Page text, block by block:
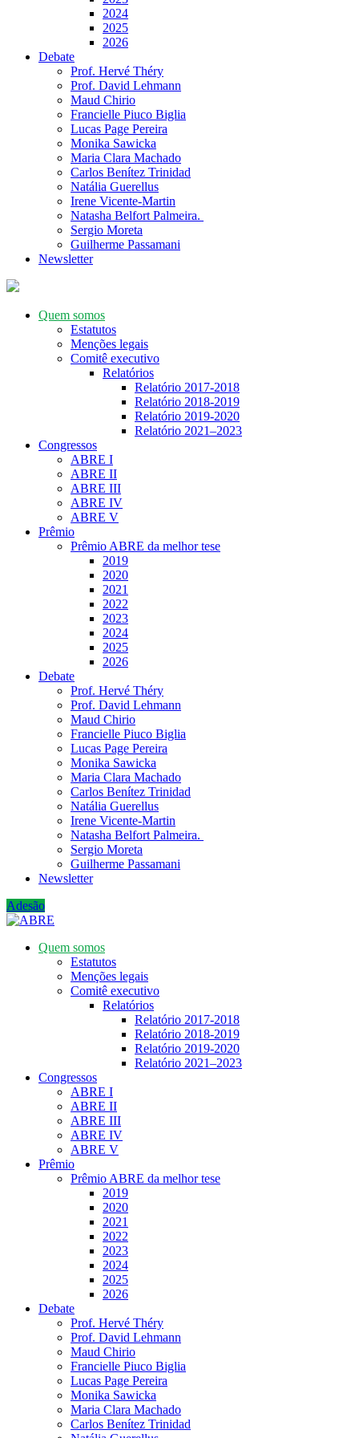
2024
2025
2026
Debate
Prof. Hervé Théry
Prof. David Lehmann
Maud Chirio
Francielle Piuco Biglia
Lucas Page Pereira
Monika Sawicka
Maria Clara Machado
Carlos Benítez Trinidad
Natália Guerellus
Irene Vicente-Martin
Natasha Belfort Palmeira.
Sergio Moreta
Guilherme Passamani
Newsletter
Quem somos
Estatutos
Menções legais
Comitê executivo
Relatórios
Relatório 2017-2018
Relatório 2018-2019
Relatório 2019-2020
Relatório 2021‒2023
Congressos
ABRE I
ABRE II
ABRE III
ABRE IV
ABRE V
Prêmio
Prêmio ABRE da melhor tese
2019
2020
2021
2022
2023
2024
2025
2026
Debate
Prof. Hervé Théry
Prof. David Lehmann
Maud Chirio
Francielle Piuco Biglia
Lucas Page Pereira
Monika Sawicka
Maria Clara Machado
Carlos Benítez Trinidad
Natália Guerellus
Irene Vicente-Martin
Natasha Belfort Palmeira.
Sergio Moreta
Guilherme Passamani
Newsletter
Adesão
Quem somos
Estatutos
Menções legais
Comitê executivo
Relatórios
Relatório 2017-2018
Relatório 2018-2019
Relatório 2019-2020
Relatório 2021‒2023
Congressos
ABRE I
ABRE II
ABRE III
ABRE IV
ABRE V
Prêmio
Prêmio ABRE da melhor tese
2019
2020
2021
2022
2023
2024
2025
2026
Debate
Prof. Hervé Théry
Prof. David Lehmann
Maud Chirio
Francielle Piuco Biglia
Lucas Page Pereira
Monika Sawicka
Maria Clara Machado
Carlos Benítez Trinidad